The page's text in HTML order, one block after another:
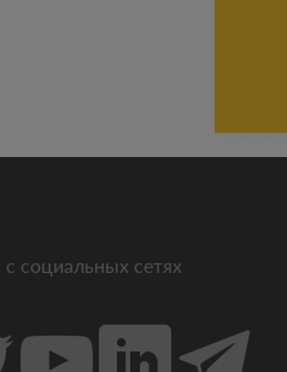
социальных сетях